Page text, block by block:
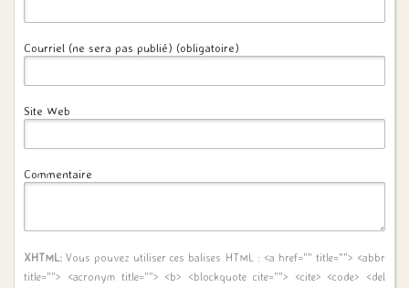
Courriel (ne sera pas publié) (obligatoire)
Site Web
Commentaire
XHTML: Vous pouvez utiliser ces balises HTML : <a href="" title=""> <abbr
title=""> <acronym title=""> <b> <blockquote cite=""> <cite> <code> <del